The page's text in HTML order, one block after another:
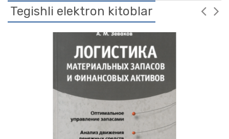
Tegishli elektron kitoblar